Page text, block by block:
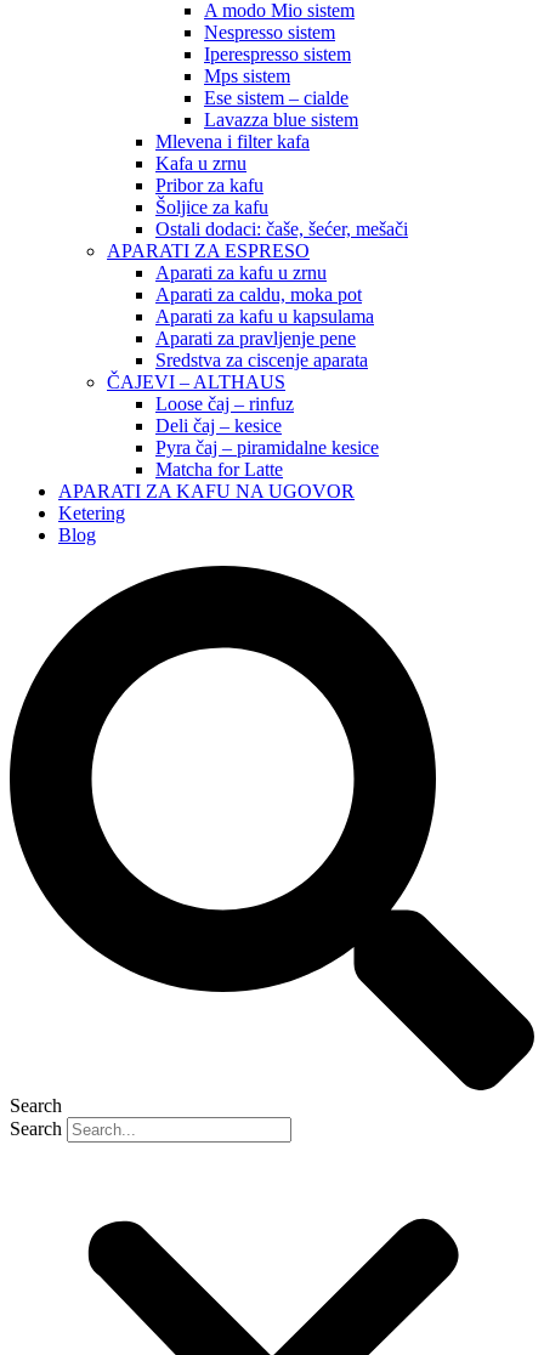
A modo Mio sistem
Nespresso sistem
Iperespresso sistem
Mps sistem
Ese sistem – cialde
Lavazza blue sistem
Mlevena i filter kafa
Kafa u zrnu
Pribor za kafu
Šoljice za kafu
Ostali dodaci: čaše, šećer, mešači
APARATI ZA ESPRESO
Aparati za kafu u zrnu
Aparati za caldu, moka pot
Aparati za kafu u kapsulama
Aparati za pravljenje pene
Sredstva za ciscenje aparata
ČAJEVI – ALTHAUS
Loose čaj – rinfuz
Deli čaj – kesice
Pyra čaj – piramidalne kesice
Matcha for Latte
APARATI ZA KAFU NA UGOVOR
Ketering
Blog
Search
Search